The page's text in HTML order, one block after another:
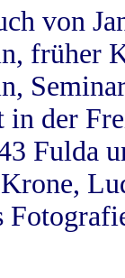
von
früher
in der
Fulda